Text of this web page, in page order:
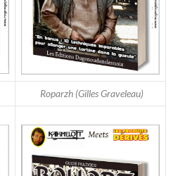
Roparzh (Gilles Graveleau)